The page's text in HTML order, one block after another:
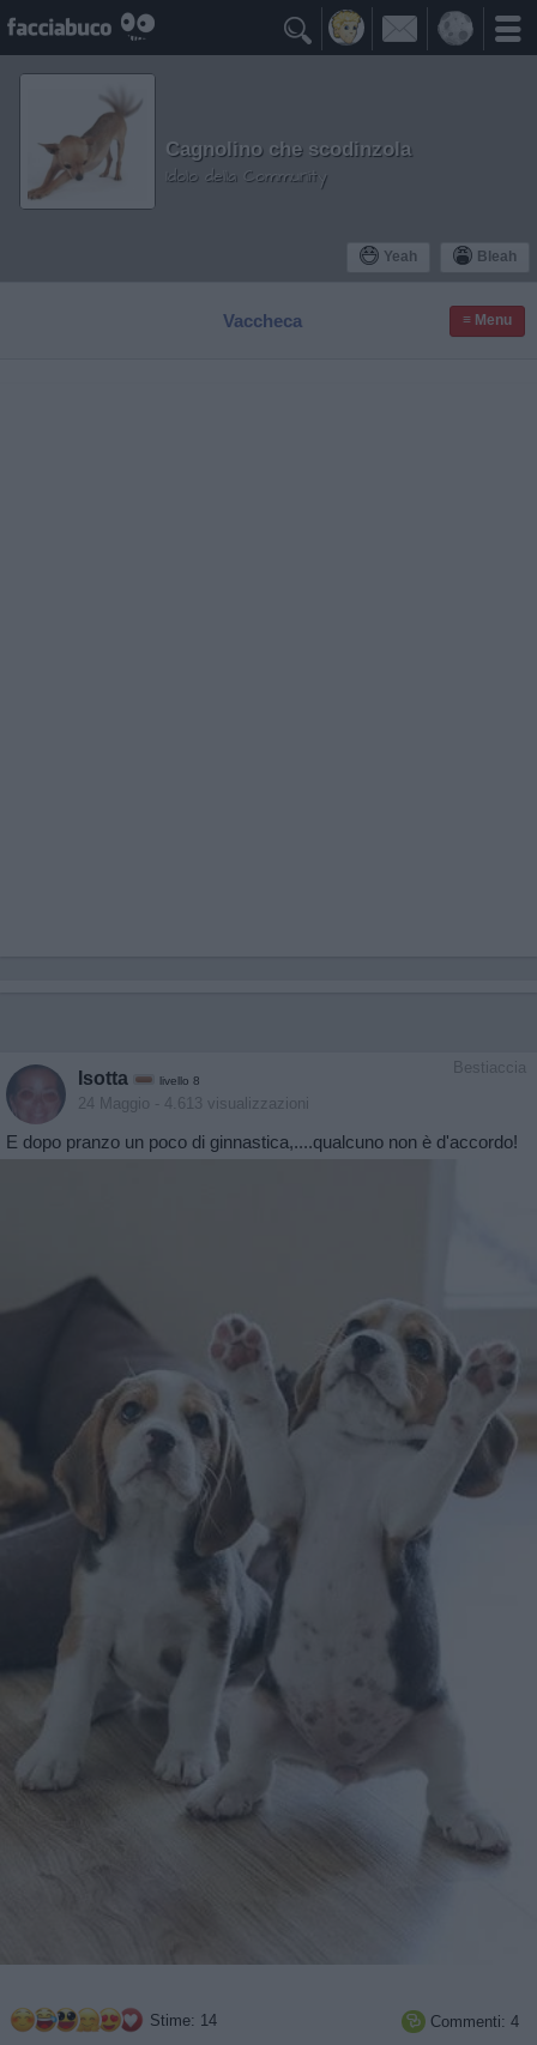

Yeah Bleah
Cagnolino che scodinzola
Idolo della Community
Vaccheca ≡ Menu
Bestiaccia
Isotta livello 8
24 Maggio - 4.613 visualizzazioni
E dopo pranzo un poco di ginnastica,....qualcuno non è d'accordo!
Stime: 14  Commenti: 4